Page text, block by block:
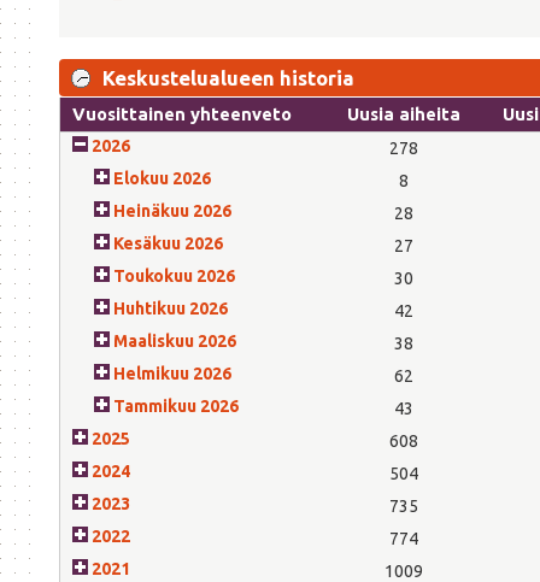
Keskustelualueen historia
Vuosittainen yhteenveto Uusia aiheita
2026
278
Elokuu 2026
8
Heinäkuu 2026
28
Kesäkuu 2026
27
Toukokuu 2026
30
Huhtikuu 2026
42
Maaliskuu 2026
38
Helmikuu 2026
62
Tammikuu 2026
43
2025
608
2024
504
2023
735
2022
774
2021
1009